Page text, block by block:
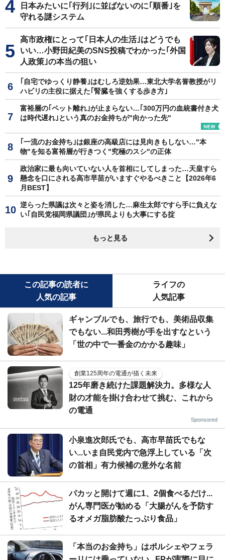
日本みたいに｢行列｣に並ばないのに｢順番｣を
守れる謎システム
高市政権にとって｢日本人の生活｣はどうでも
いい…小野田紀美のSNS投稿でわかった｢外国
人政策｣の本当の狙い
｢自宅でゆっくり静養｣はむしろ逆効果…東北大学名誉教授がリ
ハビリの主役に据えた｢腎臓を強くする歩き方｣
富裕層の｢ペット離れ｣が止まらない…｢300万円の血統書付き犬
は時代遅れ｣という真のお金持ちが"向かった先"
｢一流のお金持ち｣は銀座の高級店には見向きもしない…"本
物"を知る富裕層が行きつく"究極のスシ"の正体
政治家に最も向いていない人を首相にしてしまった…天皇すら
懸念を口にされる高市早苗がいますぐやるべきこと【2026年6
月BEST】
逆らった県議は次々と姿を消した…麻生太郎ですら手に負えな
い｢自民党福岡県議団｣が県民よりも大事にする掟
もっと見る
この記事の読者に
人気の記事
ライフの
人気記事
ギャンブルでも、旅行でも、美術品収集
でもない...和田秀樹が手を出すなという
「世の中で一番金のかかる趣味」
創業125周年の電通が描く未来
125年磨き続けた課題解決力。多様な人
財の才能を掛け合わせて挑む、これから
の電通
Sponsored
小泉進次郎氏でも、高市早苗氏でもな
い...いま自民党内で急浮上している「次
の首相」有力候補の意外な名前
パカッと開けて週に1、2個食べるだけ...
がん専門医が勧める「大腸がんを予防す
るオメガ脂肪酸たっぷり食品」
「本当のお金持ち」はポルシェやフェラ